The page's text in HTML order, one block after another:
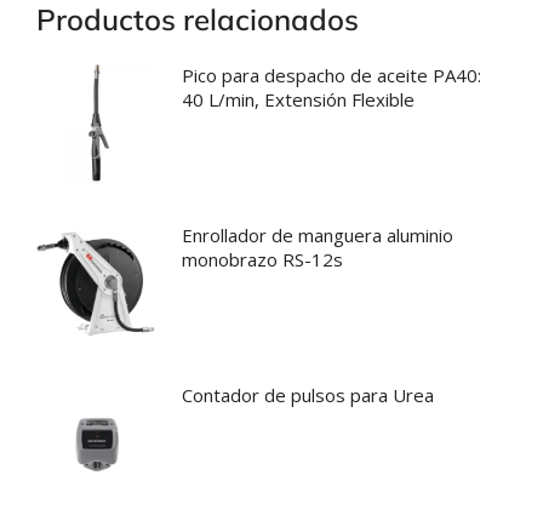
Productos relacionados
Pico para despacho de aceite PA40:
40 L/min, Extensión Flexible
Enrollador de manguera aluminio
monobrazo RS-12s
Contador de pulsos para Urea